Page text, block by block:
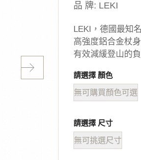
品 牌: LEKI
LEKI，德國最知
高強度鋁合金杖
有效減緩登山的
請選擇 顏色
無可購買顏色可選
請選擇 尺寸
無可挑選尺寸